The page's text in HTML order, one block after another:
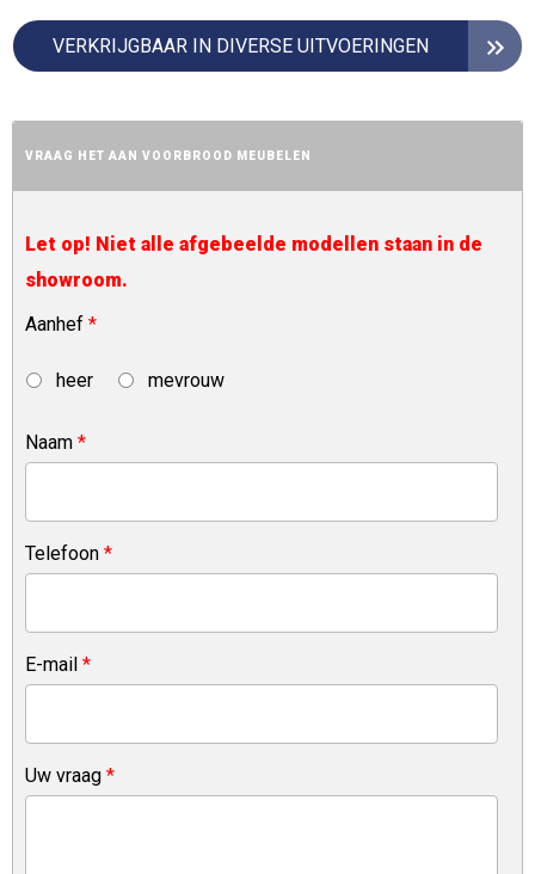
VERKRIJGBAAR IN DIVERSE UITVOERINGEN
VRAAG HET AAN VOORBROOD MEUBELEN
Let op! Niet alle afgebeelde modellen staan in de
showroom.
Aanhef *
heer mevrouw
Naam *
Telefoon *
E-mail *
Uw vraag *